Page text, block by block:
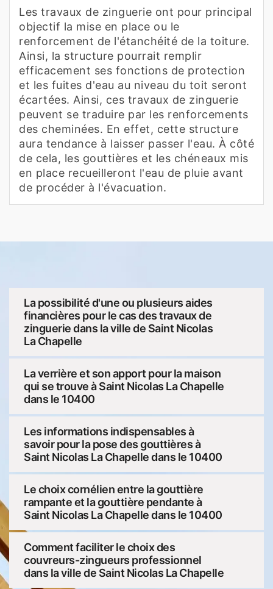
Les travaux de zinguerie ont pour principal
objectif la mise en place ou le
renforcement de l'étanchéité de la toiture.
Ainsi, la structure pourrait remplir
efficacement ses fonctions de protection
et les fuites d'eau au niveau du toit seront
écartées. Ainsi, ces travaux de zinguerie
peuvent se traduire par les renforcements
des cheminées. En effet, cette structure
aura tendance à laisser passer l'eau. À côté
de cela, les gouttières et les chéneaux mis
en place recueilleront l'eau de pluie avant
de procéder à l'évacuation.
La possibilité d'une ou plusieurs aides
financières pour le cas des travaux de
zinguerie dans la ville de Saint Nicolas
La Chapelle
La verrière et son apport pour la maison
qui se trouve à Saint Nicolas La Chapelle
dans le 10400
Les informations indispensables à
savoir pour la pose des gouttières à
Saint Nicolas La Chapelle dans le 10400
Le choix cornélien entre la gouttière
rampante et la gouttière pendante à
Saint Nicolas La Chapelle dans le 10400
Comment faciliter le choix des
couvreurs-zingueurs professionnel
dans la ville de Saint Nicolas La Chapelle